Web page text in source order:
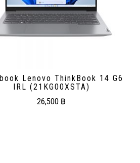
Lenovo ThinkBook 14 G6
IRL (21KG00XSTA)
26,500 ฿